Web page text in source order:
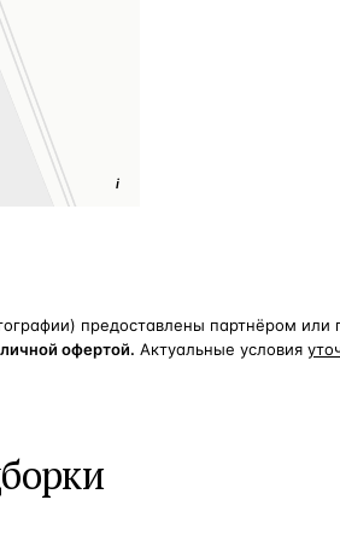
i
предоставлены партнёром
офертой. Актуальные условия